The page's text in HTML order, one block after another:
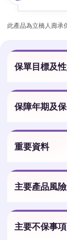
此產品為立橋人壽承
保單目標及
保障年期及
重要資料
主要產品風險
主要不保事項